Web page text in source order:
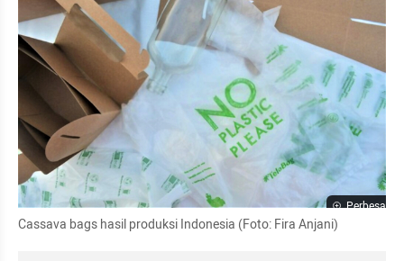
Perbesar
Cassava bags hasil produksi Indonesia (Foto: Fira Anjani)